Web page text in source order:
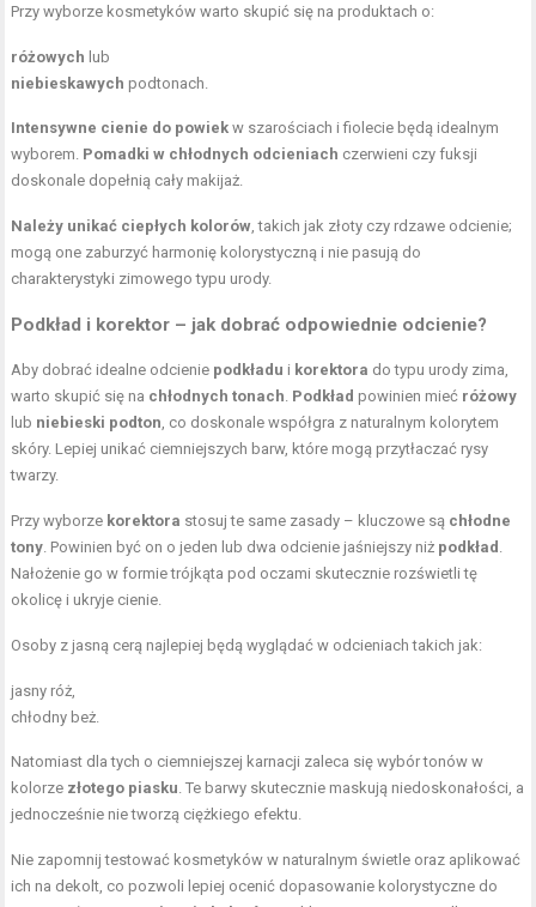
Przy wyborze kosmetyków warto skupić się na produktach o:
różowych lub
niebieskawych podtonach.
Intensywne cienie do powiek w szarościach i fiolecie będą idealnym
wyborem. Pomadki w chłodnych odcieniach czerwieni czy fuksji
doskonale dopełnią cały makijaż.
Należy unikać ciepłych kolorów , takich jak złoty czy rdzawe odcienie;
mogą one zaburzyć harmonię kolorystyczną i nie pasują do
charakterystyki zimowego typu urody.
Podkład i korektor – jak dobrać odpowiednie odcienie?
Aby dobrać idealne odcienie podkładu i korektora do typu urody zima,
warto skupić się na chłodnych tonach Podkład powinien mieć różowy
lub niebieski podton , co doskonale współgra z naturalnym kolorytem
skóry. Lepiej unikać ciemniejszych barw, które mogą przytłaczać rysy
twarzy.
Przy wyborze korektora stosuj te same zasady – kluczowe są chłodne
tony . Powinien być on o jeden lub dwa odcienie jaśniejszy niż podkład
Nałożenie go w formie trójkąta pod oczami skutecznie rozświetli tę
okolicę i ukryje cienie.
Osoby z jasną cerą najlepiej będą wyglądać w odcieniach takich jak:
jasny róż,
chłodny beż.
Natomiast dla tych o ciemniejszej karnacji zaleca się wybór tonów w
kolorze złotego piasku . Te barwy skutecznie maskują niedoskonałości, a
jednocześnie nie tworzą ciężkiego efektu.
Nie zapomnij testować kosmetyków w naturalnym świetle oraz aplikować
ich na dekolt, co pozwoli lepiej ocenić dopasowanie kolorystyczne do